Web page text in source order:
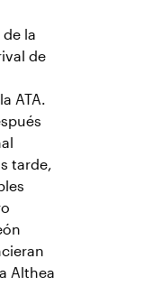
la
de
ATA.
tarde,
Althea